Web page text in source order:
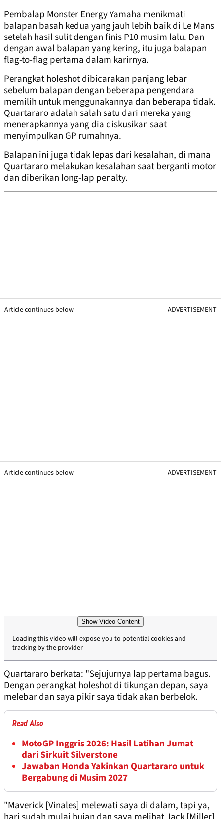
Pembalap Monster Energy Yamaha menikmati
balapan basah kedua yang jauh lebih baik di Le Mans
setelah hasil sulit dengan finis P10 musim lalu. Dan
dengan awal balapan yang kering, itu juga balapan
flag-to-flag pertama dalam karirnya.
Perangkat holeshot dibicarakan panjang lebar
sebelum balapan dengan beberapa pengendara
memilih untuk menggunakannya dan beberapa tidak.
Quartararo adalah salah satu dari mereka yang
menerapkannya yang dia diskusikan saat
menyimpulkan GP rumahnya.
Balapan ini juga tidak lepas dari kesalahan, di mana
Quartararo melakukan kesalahan saat berganti motor
dan diberikan long-lap penalty.
Article continues below ADVERTISEMENT
Article continues below ADVERTISEMENT
Show Video Content
Loading this video will expose you to potential cookies and
tracking by the provider
Quartararo berkata: "Sejujurnya lap pertama bagus.
Dengan perangkat holeshot di tikungan depan, saya
melebar dan saya pikir saya tidak akan berbelok.
Read Also
MotoGP Inggris 2026: Hasil Latihan Jumat
dari Sirkuit Silverstone
Jawaban Honda Yakinkan Quartararo untuk
Bergabung di Musim 2027
"Maverick [Vinales] melewati saya di dalam, tapi ya,